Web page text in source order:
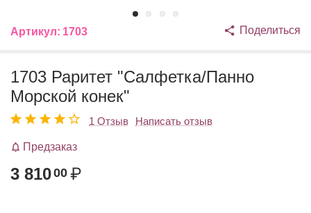
Артикул: 1703 Поделиться
1703 Раритет "Салфетка/Панно
Морской конек"
1 Отзыв Написать отзыв
Предзаказ
3 81000 ₽